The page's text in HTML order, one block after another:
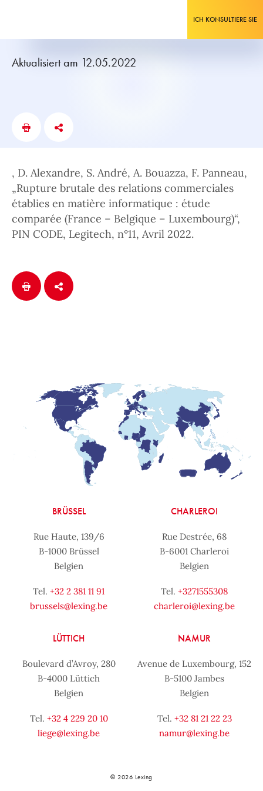
ICH KONSULTIERE SIE
Aktualisiert am 12.05.2022
, D. Alexandre, S. André, A. Bouazza, F. Panneau,
„Rupture brutale des relations commerciales
établies en matière informatique : étude
comparée (France – Belgique – Luxembourg)“,
PIN CODE, Legitech, n°11, Avril 2022.
BRÜSSEL
Rue Haute, 139/6
B-1000 Brüssel
Belgien
Tel. +32 2 381 11 91
brussels@lexing.be
CHARLEROI
Rue Destrée, 68
B-6001 Charleroi
Belgien
Tel. +3271555308
charleroi@lexing.be
LÜTTICH
Boulevard d’Avroy, 280
B-4000 Lüttich
Belgien
Tel. +32 4 229 20 10
liege@lexing.be
NAMUR
Avenue de Luxembourg, 152
B-5100 Jambes
Belgien
Tel. +32 81 21 22 23
namur@lexing.be
© 2026 Lexing